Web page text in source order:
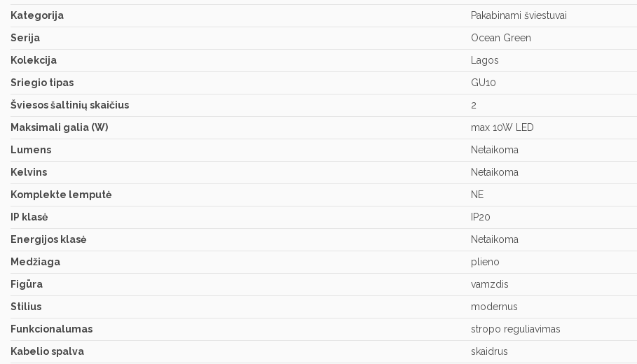
Kategorija
Pakabinami šviestuvai
Serija
Ocean Green
Kolekcija
Lagos
Sriegio tipas
GU10
Šviesos šaltinių skaičius
2
Maksimali galia (W)
max 10W LED
Lumens
Netaikoma
Kelvins
Netaikoma
Komplekte lemputė
NE
IP klasė
IP20
Energijos klasė
Netaikoma
Medžiaga
plieno
Figūra
vamzdis
Stilius
modernus
Funkcionalumas
stropo reguliavimas
Kabelio spalva
skaidrus